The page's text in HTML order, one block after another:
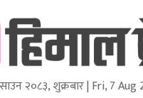
Media and Research
२०८३, शुक्रबार | Fri, 7 Aug